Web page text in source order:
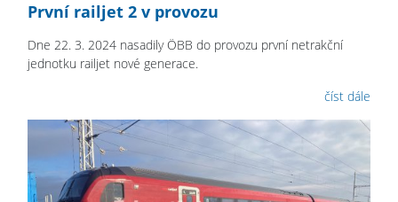
První railjet 2 v provozu
Dne 22. 3. 2024 nasadily ÖBB do provozu první netrakční
jednotku railjet nové generace.
číst dále